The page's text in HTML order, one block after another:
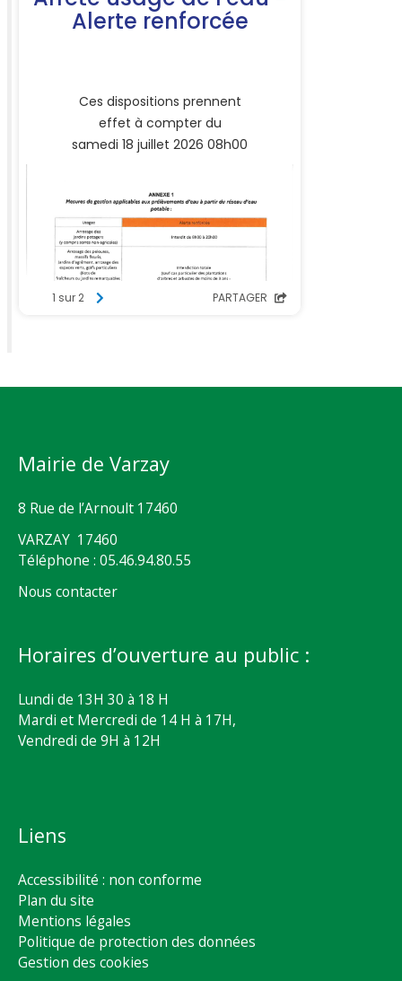
Mairie de Varzay
8 Rue de l’Arnoult 17460
VARZAY 17460
Téléphone : 05.46.94.80.55
Nous contacter
Horaires d’ouverture au public :
Lundi de 13H 30 à 18 H
Mardi et Mercredi de 14 H à 17H,
Vendredi de 9H à 12H
Liens
Accessibilité : non conforme
Plan du site
Mentions légales
Politique de protection des données
Gestion des cookies